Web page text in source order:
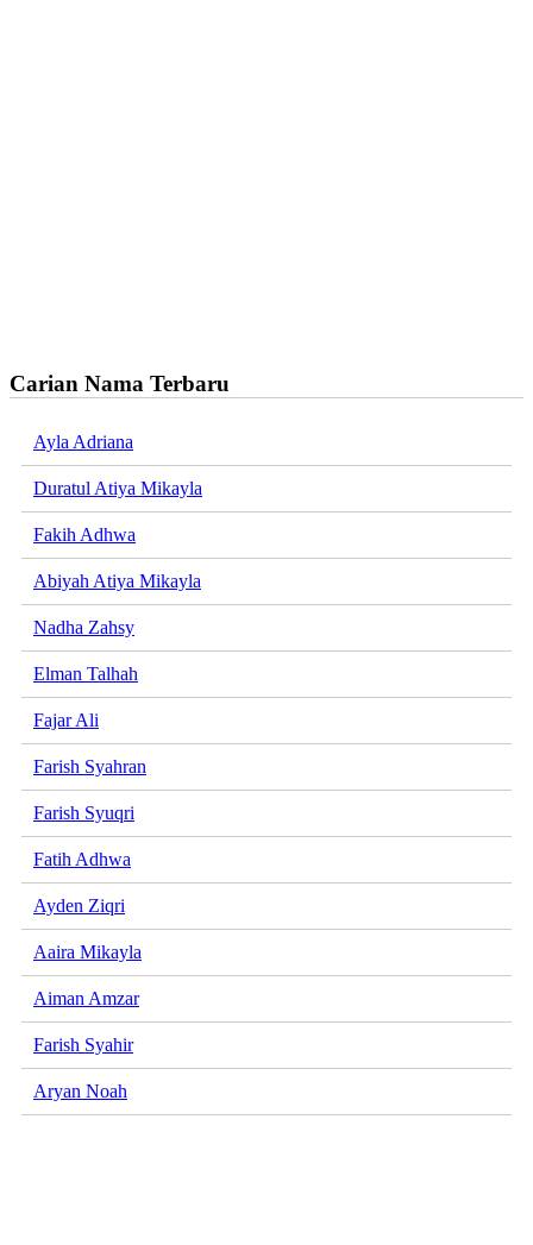
Carian Nama Terbaru
Ayla Adriana
Duratul Atiya Mikayla
Fakih Adhwa
Abiyah Atiya Mikayla
Nadha Zahsy
Elman Talhah
Fajar Ali
Farish Syahran
Farish Syuqri
Fatih Adhwa
Ayden Ziqri
Aaira Mikayla
Aiman Amzar
Farish Syahir
Aryan Noah